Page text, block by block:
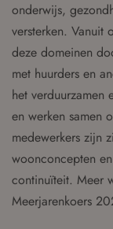
onderwijs,
versterken. Vanuit
deze domeinen
met huurders en
het verduurzamen
en werken samen
medewerkers zijn
woonconcepten
continuïteit. Meer
Meerjarenkoers